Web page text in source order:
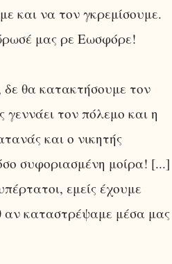
και να τον γκρεμίσουμε.
μας ρε Εωσφόρε!
θα κατακτήσουμε τον
τον πόλεμο και η
και ο νικητής
συφοριασμένη μοίρα! [...]
εμείς έχουμε
καταστρέψαμε μέσα μας